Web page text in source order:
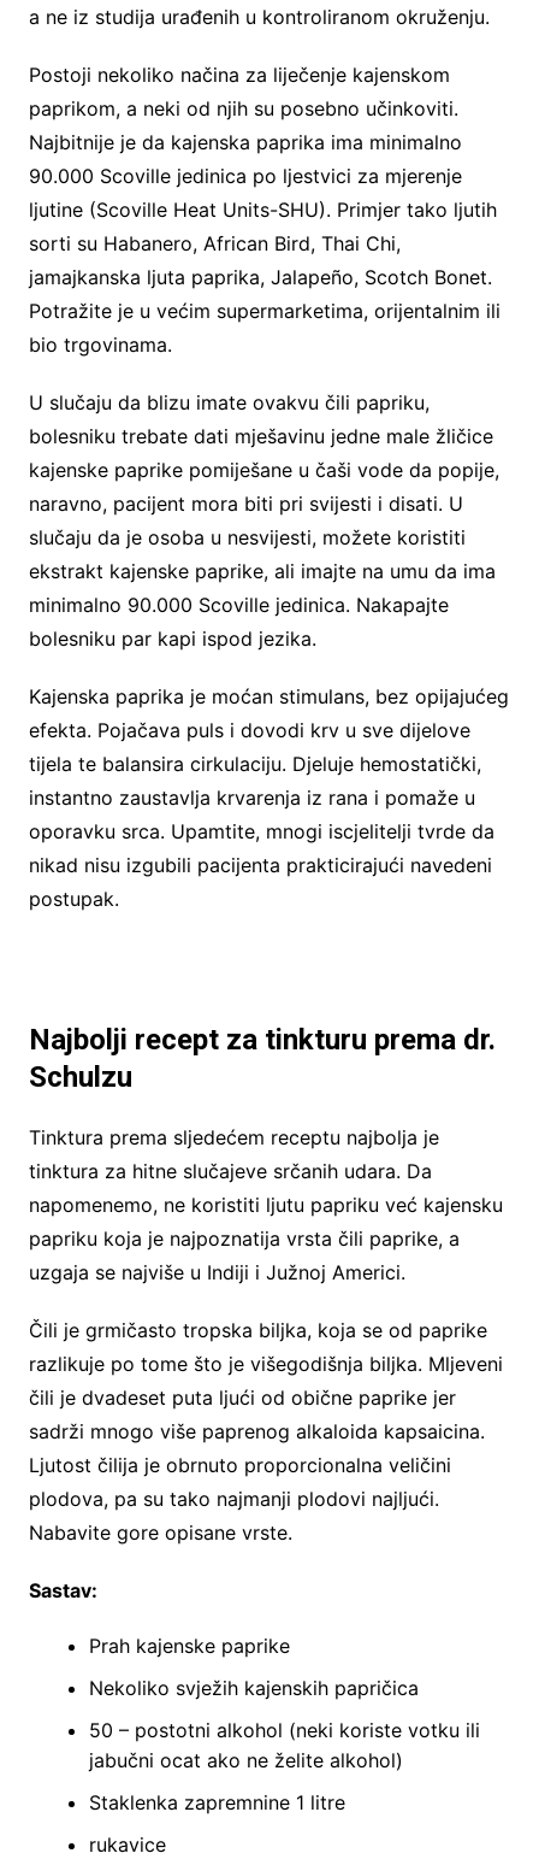
a ne iz studija urađenih u kontroliranom okruženju.
Postoji nekoliko načina za liječenje kajenskom
paprikom, a neki od njih su posebno učinkoviti.
Najbitnije je da kajenska paprika ima minimalno
90.000 Scoville jedinica po ljestvici za mjerenje
ljutine (Scoville Heat Units-SHU). Primjer tako ljutih
sorti su Habanero, African Bird, Thai Chi,
jamajkanska ljuta paprika, Jalapeño, Scotch Bonet.
Potražite je u većim supermarketima, orijentalnim ili
bio trgovinama.
U slučaju da blizu imate ovakvu čili papriku,
bolesniku trebate dati mješavinu jedne male žličice
kajenske paprike pomiješane u čaši vode da popije,
naravno, pacijent mora biti pri svijesti i disati. U
slučaju da je osoba u nesvijesti, možete koristiti
ekstrakt kajenske paprike, ali imajte na umu da ima
minimalno 90.000 Scoville jedinica. Nakapajte
bolesniku par kapi ispod jezika.
Kajenska paprika je moćan stimulans, bez opijajućeg
efekta. Pojačava puls i dovodi krv u sve dijelove
tijela te balansira cirkulaciju. Djeluje hemostatički,
instantno zaustavlja krvarenja iz rana i pomaže u
oporavku srca. Upamtite, mnogi iscjelitelji tvrde da
nikad nisu izgubili pacijenta prakticirajući navedeni
postupak.
Najbolji recept za tinkturu prema dr.
Schulzu
Tinktura prema sljedećem receptu najbolja je
tinktura za hitne slučajeve srčanih udara. Da
napomenemo, ne koristiti ljutu papriku već kajensku
papriku koja je najpoznatija vrsta čili paprike, a
uzgaja se najviše u Indiji i Južnoj Americi.
Čili je grmičasto tropska biljka, koja se od paprike
razlikuje po tome što je višegodišnja biljka. Mljeveni
čili je dvadeset puta ljući od obične paprike jer
sadrži mnogo više paprenog alkaloida kapsaicina.
Ljutost čilija je obrnuto proporcionalna veličini
plodova, pa su tako najmanji plodovi najljući.
Nabavite gore opisane vrste.
Sastav:
Prah kajenske paprike
Nekoliko svježih kajenskih papričica
50 – postotni alkohol (neki koriste votku ili
jabučni ocat ako ne želite alkohol)
Staklenka zapremnine 1 litre
rukavice